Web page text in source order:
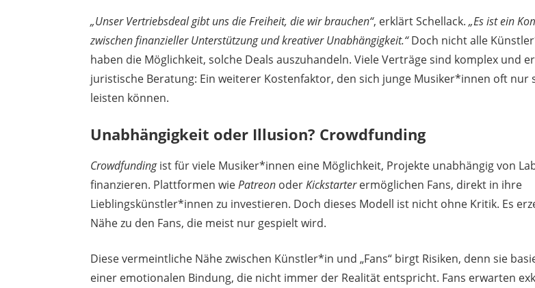
„Unser Vertriebsdeal gibt uns die Freiheit, die wir brauchen“, erklärt Schellack. „Es ist ein
zwischen finanzieller Unterstützung und kreativer Unabhängigkeit.“Doch nicht alle
haben die Möglichkeit, solche Deals auszuhandeln. Viele Verträge sind komplex und
juristische Beratung: Ein weiterer Kostenfaktor, den sich junge Musiker*innen oft nur
leisten können.
Unabhängigkeit oder Illusion? Crowdfunding
Crowdfundingist für viele Musiker*innen eine Möglichkeit, Projekte unabhängig von
finanzieren. Plattformen wiePatreon oderKickstarterermöglichen Fans, direkt in ihre
Lieblingskünstler*innen zu investieren. Doch dieses Modell ist nicht ohne Kritik. Es
Nähe zu den Fans, die meist nur gespielt wird.
Diese vermeintliche Nähe zwischen Künstler*in und „Fans“ birgt Risiken, denn sie
einer emotionalen Bindung, die nicht immer der Realität entspricht. Fans erwarten